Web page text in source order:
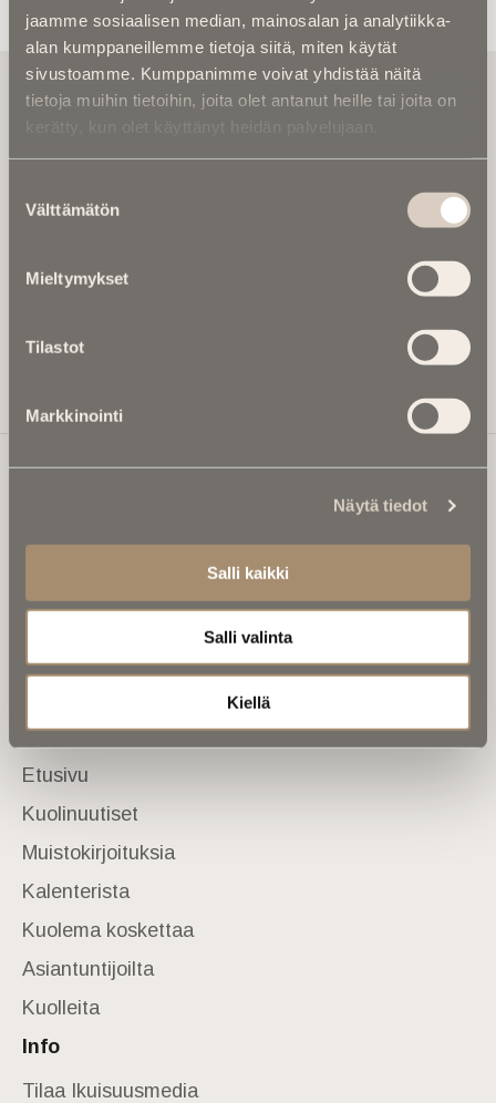
jaamme sosiaalisen median, mainosalan ja analytiikka-
alan kumppaneillemme tietoja siitä, miten käytät
sivustoamme. Kumppanimme voivat yhdistää näitä
tietoja muihin tietoihin, joita olet antanut heille tai joita on
kerätty, kun olet käyttänyt heidän palvelujaan.
valinta
Välttämätön
Mieltymykset
Tilastot
Markkinointi
Näytä tiedot
Salli kaikki
Salli valinta
Kiellä
Tilaa uutiskirje - Pääset heti parhaiden
artikkelien pariin!
Uutiskirje on maksuton eikä se velvoita mihinkään.
Kirjoita tähän sähköpostiosoite, johon haluat uutiskirjeen
tulevan:
Tilaa Uutiskirje
valtakunnallinen mediabrändi. Julkaisemme uusimmat
kuolinuutiset ja kuolintiedot.
Anna palautetta
Sivusto
Etusivu
Kuolinuutiset
Muistokirjoituksia
Kalenterista
Kuolema koskettaa
Asiantuntijoilta
Kuolleita
Info
Tilaa Ikuisuusmedia